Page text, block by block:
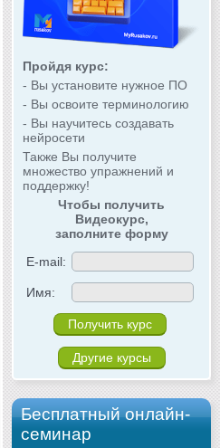
Пройдя курс:
- Вы установите нужное ПО
- Вы освоите терминологию
- Вы научитесь создавать
нейросети
Также Вы получите
множество упражнений и
поддержку!
Чтобы получить
Видеокурс,
заполните форму
E-mail:
Имя:
Другие курсы
Бесплатный онлайн-
семинар